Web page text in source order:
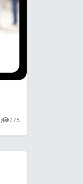
275